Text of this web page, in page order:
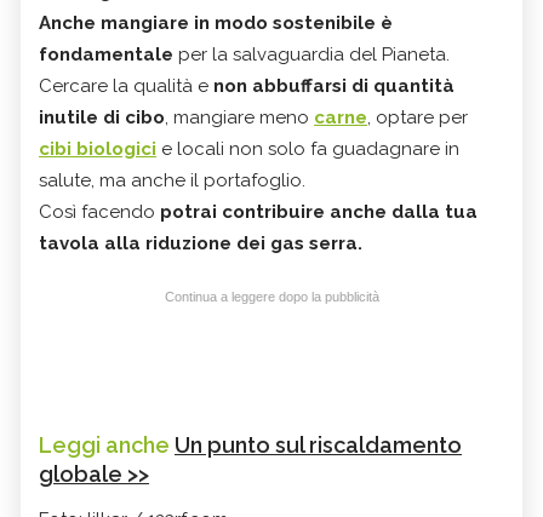
Anche mangiare in modo sostenibile è
fondamentale per la salvaguardia del Pianeta.
Cercare la qualità e non abbuffarsi di quantità
inutile di cibo, mangiare meno carne, optare per
cibi biologici e locali non solo fa guadagnare in
salute, ma anche il portafoglio.
Così facendo potrai contribuire anche dalla tua
tavola alla riduzione dei gas serra.
Continua a leggere dopo la pubblicità
Leggi anche Un punto sul riscaldamento
globale >>